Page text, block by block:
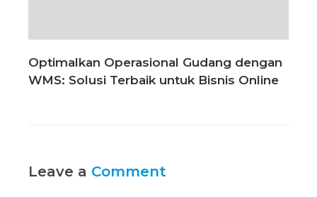
Optimalkan Operasional Gudang dengan
WMS: Solusi Terbaik untuk Bisnis Online
Leave a Comment